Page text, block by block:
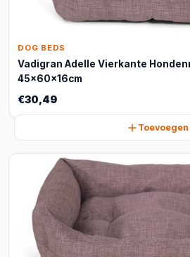
DOG BEDS
Vadigran Adelle Vierkante
45x60x16cm
€30,49
Toevoegen